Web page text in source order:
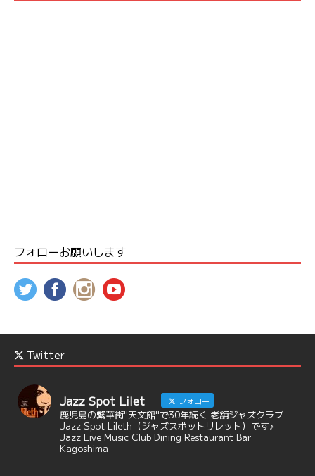
フォローお願いします
Twitter
Jazz Spot Lilet フォロー
鹿児島の繁華街"天文館"で30年続く 老舗ジャズクラブ
Jazz Spot Lileth（ジャズスポットリレット）です♪
Jazz Live Music Club Dining Restaurant Bar
Kagoshima